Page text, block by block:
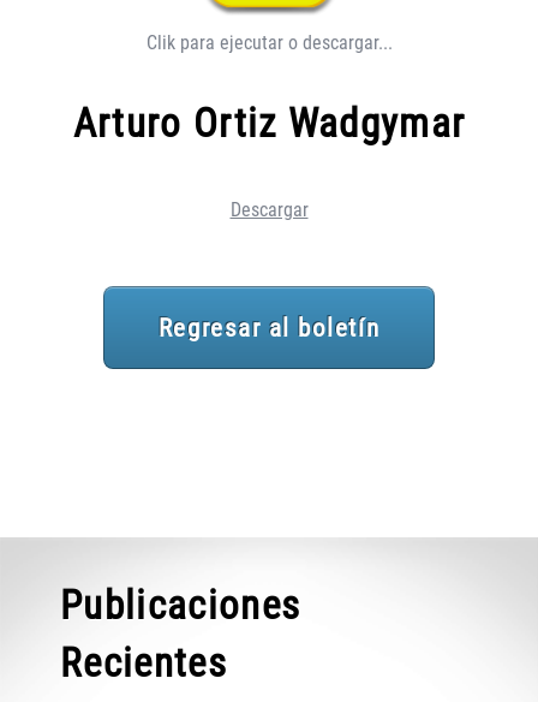
Clik para ejecutar o descargar...
Arturo Ortiz Wadgymar
Descargar
Regresar al boletín
Publicaciones
Recientes